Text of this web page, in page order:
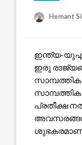
Hemant
ഇന്ത്യ-
ഇരു
പ്രതീക്ഷ
അവസരങ്ങൾ